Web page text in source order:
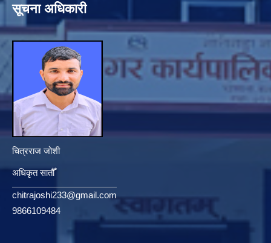
सूचना अधिकारी
चित्रराज जोशी
अधिकृत सातौँ
chitrajoshi233@gmail.com
9866109484